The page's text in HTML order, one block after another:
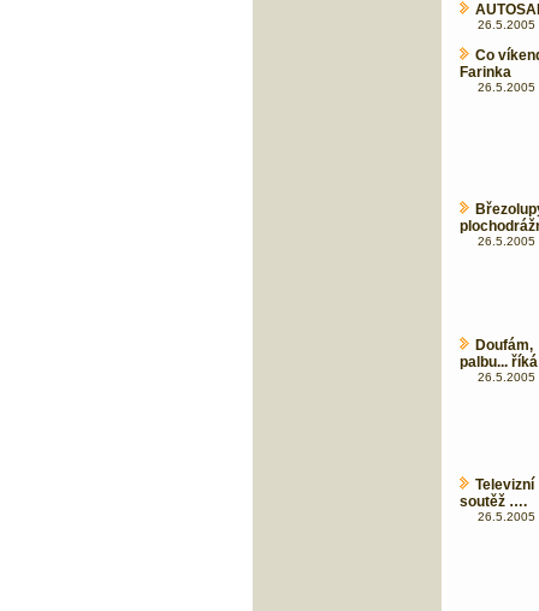
26.5.2005
Co
Farinka
26.5.2005
26.5.2005
palbu...
26.5.2005
soutěž ….
26.5.2005